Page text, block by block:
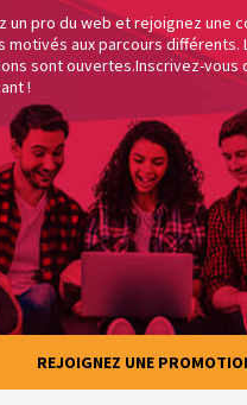
un pro du web et rejoignez une
motivés aux parcours différents.
sont ouvertes.Inscrivez-vous
!
REJOIGNEZ UNE